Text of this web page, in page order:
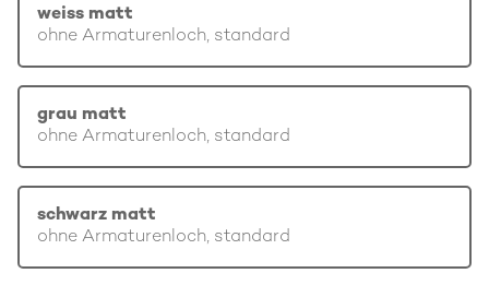
weiss matt
ohne Armaturenloch, standard
grau matt
ohne Armaturenloch, standard
schwarz matt
ohne Armaturenloch, standard